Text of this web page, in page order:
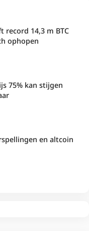
14,3 m BTC
ophopen
75% kan stijgen
en altcoin